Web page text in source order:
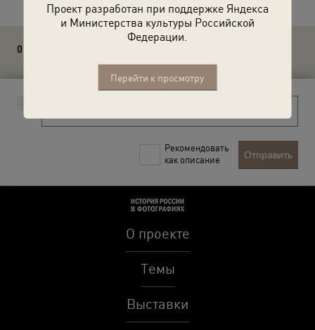
Проект разработан при поддержке Яндекса
и Министерства культуры Российской
Федерации.
Перейти к просмотру
0 комментариев
Рекомендовать
как описание
Отправить
О проекте
Темы
Выставки